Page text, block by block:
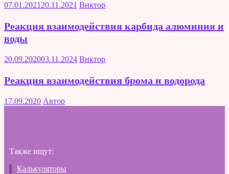
07.01.2021 20.11.2021 Виктор
Реакция взаимодействия карбида алюминия и
воды
20.09.202003.11.2024 Виктор
Реакция взаимодействия брома и водорода
17.09.2020 Автор
Также ищут:
Калькуляторы